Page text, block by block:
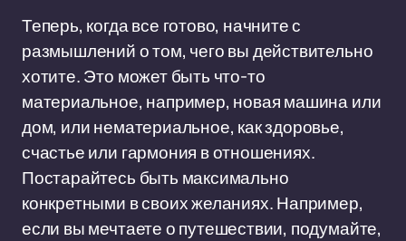
Теперь, когда все готово, начните с
размышлений о том, чего вы действительно
хотите. Это может быть что-то
материальное, например, новая машина или
дом, или нематериальное, как здоровье,
счастье или гармония в отношениях.
Постарайтесь быть максимально
конкретными в своих желаниях. Например,
если вы мечтаете о путешествии, подумайте,